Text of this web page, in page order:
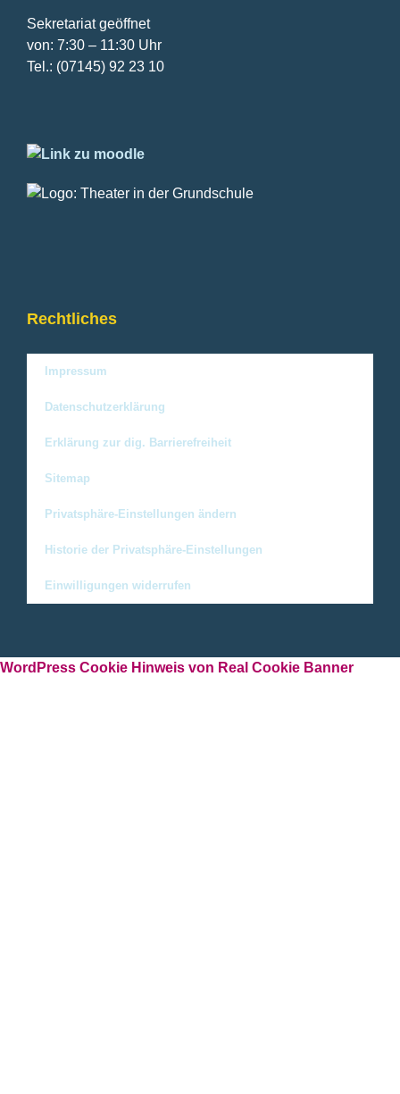
Sekretariat geöffnet
von: 7:30 – 11:30 Uhr
Tel.: (07145) 92 23 10
Rechtliches
Impressum
Datenschutzerklärung
Erklärung zur dig. Barrierefreiheit
Sitemap
Privatsphäre-Einstellungen ändern
Historie der Privatsphäre-Einstellungen
Einwilligungen widerrufen
WordPress Cookie Hinweis von Real Cookie Banner